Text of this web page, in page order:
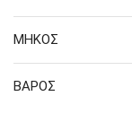
ΜΗΚΟΣ
ΒΑΡΟΣ